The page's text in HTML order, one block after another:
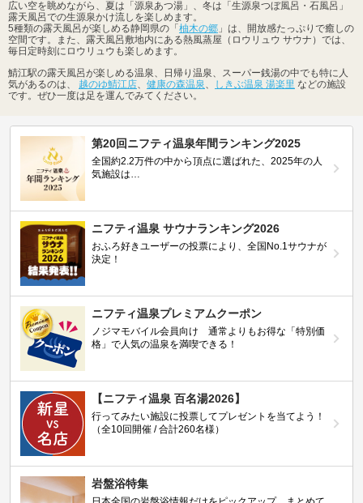
広い空を眺めながら、夏は「源泉あつ湯」、冬は「生源泉つぼ風呂・石風呂」
露天風呂での生源泉かけ流しを楽しめます。
5種類の露天風呂が楽しめる静岡県の「 柚木の郷 」は、開放感たっぷりで癒しの
空間です。また、露天風呂敷地内にある熱風蒸屋（ロウリュウ サウナ）では、
毎日定時刻にロウリュウも楽しめます。
鯖江駅の露天風呂が楽しめる温泉、日帰り温泉、スーパー銭湯の中でも特に人
気があるのは、 越のゆ鯖江店、 健康の森温泉、 しきぶ温泉 湯楽里 などの施設
です。ぜひ一度は足を運んでみてください。
第20回ニフティ温泉年間ランキング2025
全国約2.2万件の中から頂点に選ばれた、2025年の人
気施設は…
ニフティ温泉 サウナランキング2026
おふろ好きユーザーの投票により、全国No.1サウナが
決定！
ニフティ温泉プレミアムクーポン
ノジマモバイル会員向け 通常よりもお得な「特別価
格」で人気の温泉を満喫できる！
【ニフティ温泉 百名湯2026】
行ってみたい施設に投票してプレゼントを当てよう！
（全10回開催 / 合計260名様）
岩盤浴特集